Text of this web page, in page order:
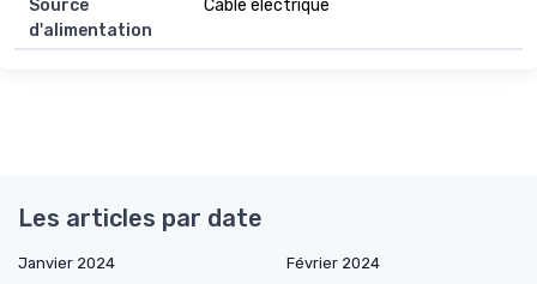
Source
d'alimentation
Câble électrique
Les articles par date
Janvier 2024
Février 2024